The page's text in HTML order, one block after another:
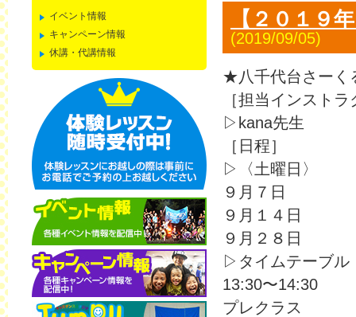
【２０１９
(2019/09/05)
★八千代台さー
［担当インスト
▷kana先生
［日程］
▷〈土曜日〉
９月７日
９月１４日
９月２８日
▷タイムテーブル
13:30〜14:30
プレクラス
イベント情報
キャンペーン情報
休講・代講情報